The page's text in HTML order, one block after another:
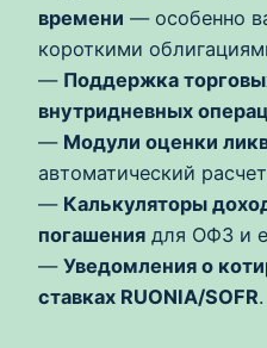
времени — особенно
короткими
— Поддержка
внутридневных
— Модули оценки
автоматический
— Калькуляторы
погашения для ОФЗ и
— Уведомления о
ставках RUONIA/SOFR.